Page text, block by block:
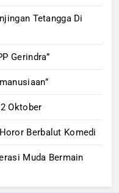
Tetangga Di
Gerindra”
Oktober
Berbalut Komedi
Muda Bermain